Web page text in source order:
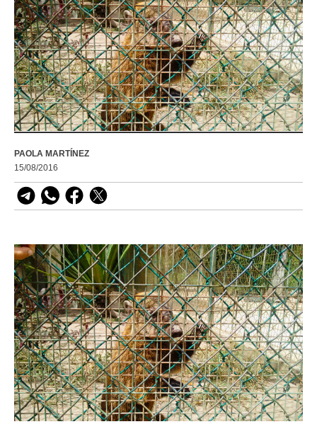
PAOLA MARTÍNEZ
15/08/2016